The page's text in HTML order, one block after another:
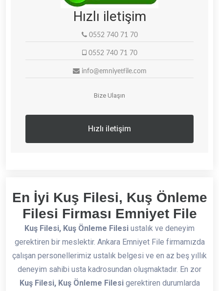
Hızlı iletişim
0552 740 71 70
0552 740 71 70
info@emniyetfile.com
Bize Ulaşın
Hızlı iletişim
En İyi Kuş Filesi, Kuş Önleme
Filesi Firması Emniyet File
Kuş Filesi, Kuş Önleme Filesi ustalık ve deneyim
gerektiren bir meslektir. Ankara Emniyet File firmamızda
çalışan personellerimiz ustalık belgesi ve en az beş yıllık
deneyim sahibi usta kadrosundan oluşmaktadır. En zor
Kuş Filesi, Kuş Önleme Filesigerektiren durumlarda